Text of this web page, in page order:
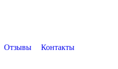
Отзывы Контакты